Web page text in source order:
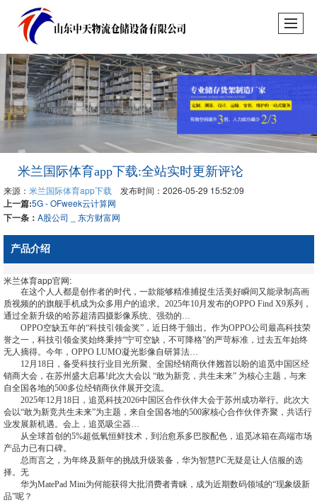
米兰国际体育app下载:全站实时更新评论
来源： 米兰国际体育app下载 发布时间：2026-05-29 15:52:09
上一篇:5G - OFweek云计算网
下一条： A股公司 _ 东方财富网
产品介绍
米兰体育app官网:
在这个人人都是创作者的时代，一款能够精准捕捉生活美好瞬间又能录制高画
质视频的的旗舰手机成为众多用户的追求。2025年10月发布的OPPO Find X9系列，
通过全新升级的哈苏超清四摄影像系统、强劲的…
OPPO空缺五年的“科技引领金奖”，近日终于颁出。作为OPPO公司最高科技荣
誉之一，科技引领金奖始终秉持“宁可空缺，不可降格”的严苛标准，过去五年始终
无人摘得。今年，OPPO LUMO凝光影像自研算法…
12月18日，备受科技行业目光所聚、全国经销商伙伴翘首以盼的追觅中国区经
销商大会，在苏州盛大启幕!此次大会以 “敢为新竞，共生未来” 为核心主题，与来
自全国各地的500多位经销商伙伴展开交流。
2025年12月18日，追觅科技2026中国区合作伙伴大会于苏州成功举行。此次大
会以“敢为新竞共生未来”为主题，来自全国各地的500家核心合作伙伴齐聚，共话行
业发展新机遇。会上，追觅吸尘器…
从全球首创的5%超低氧恒鲜技术，到治愈系多巴胺配色，追觅冰箱在高端市场
产品力已有口碑。
总而言之，为年终及新年的挑战升级装备，华为智慧PC无疑是让人信服的选
择。无
华为MatePad Mini为何能获得大批消费者青睐，成为近期数码领域的“现象级新
品”呢？